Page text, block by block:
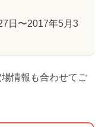
日〜2017年5月3
情報も合わせてご